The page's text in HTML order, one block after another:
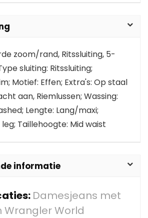
zoom/rand, Ritssluiting, 5-
sluiting: Ritssluiting;
Motief: Effen; Extra's: Op staal
aan, Riemlussen; Wassing:
Lengte: Lang/maxi;
Taillehoogte: Mid waist
informatie
Damesjeans met
Wrangler World